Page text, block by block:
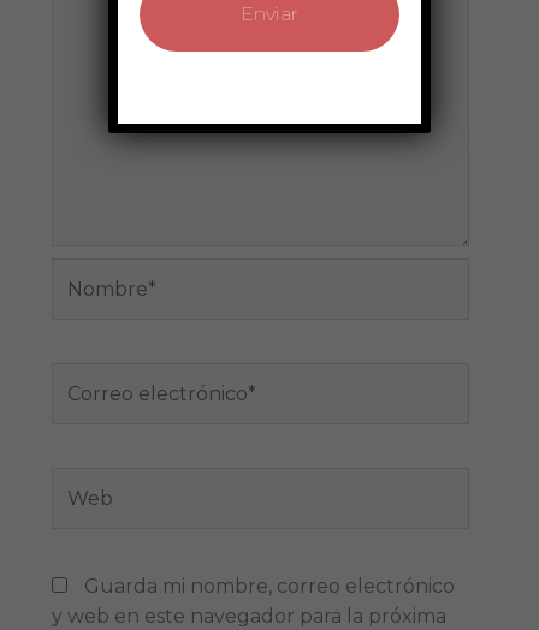
electrónico*
Guarda mi nombre, correo electrónico
y web en este navegador para la próxima